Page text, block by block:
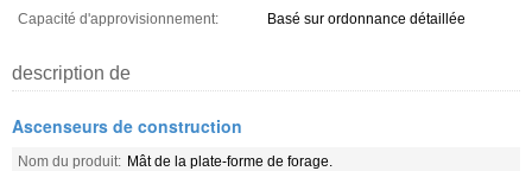
Capacité d'approvisionnement:
Basé sur ordonnance détaillée
description de
Ascenseurs de construction
Nom du produit: Mât de la plate-forme de forage.